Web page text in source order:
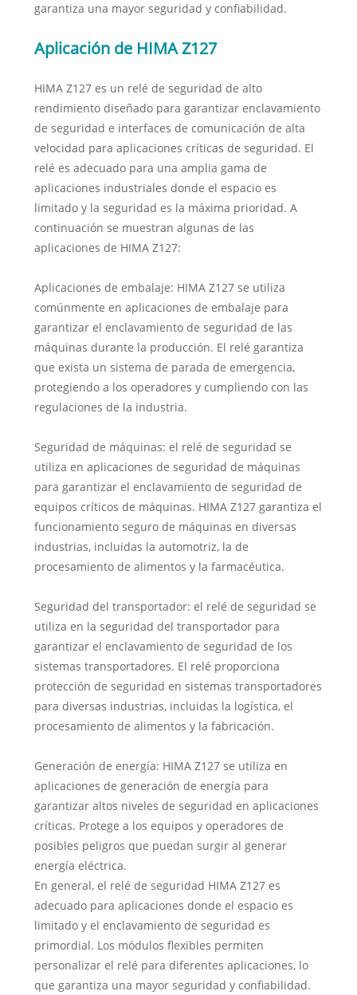
garantiza una mayor seguridad y confiabilidad.
Aplicación de HIMA Z127
HIMA Z127 es un relé de seguridad de alto
rendimiento diseñado para garantizar enclavamiento
de seguridad e interfaces de comunicación de alta
velocidad para aplicaciones críticas de seguridad. El
relé es adecuado para una amplia gama de
aplicaciones industriales donde el espacio es
limitado y la seguridad es la máxima prioridad. A
continuación se muestran algunas de las
aplicaciones de HIMA Z127:
Aplicaciones de embalaje: HIMA Z127 se utiliza
comúnmente en aplicaciones de embalaje para
garantizar el enclavamiento de seguridad de las
máquinas durante la producción. El relé garantiza
que exista un sistema de parada de emergencia,
protegiendo a los operadores y cumpliendo con las
regulaciones de la industria.
Seguridad de máquinas: el relé de seguridad se
utiliza en aplicaciones de seguridad de máquinas
para garantizar el enclavamiento de seguridad de
equipos críticos de máquinas. HIMA Z127 garantiza el
funcionamiento seguro de máquinas en diversas
industrias, incluidas la automotriz, la de
procesamiento de alimentos y la farmacéutica.
Seguridad del transportador: el relé de seguridad se
utiliza en la seguridad del transportador para
garantizar el enclavamiento de seguridad de los
sistemas transportadores. El relé proporciona
protección de seguridad en sistemas transportadores
para diversas industrias, incluidas la logística, el
procesamiento de alimentos y la fabricación.
Generación de energía: HIMA Z127 se utiliza en
aplicaciones de generación de energía para
garantizar altos niveles de seguridad en aplicaciones
críticas. Protege a los equipos y operadores de
posibles peligros que puedan surgir al generar
energía eléctrica.
En general, el relé de seguridad HIMA Z127 es
adecuado para aplicaciones donde el espacio es
limitado y el enclavamiento de seguridad es
primordial. Los módulos flexibles permiten
personalizar el relé para diferentes aplicaciones, lo
que garantiza una mayor seguridad y confiabilidad.